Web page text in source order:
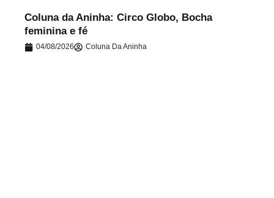
Coluna da Aninha: Circo Globo, Bocha
feminina e fé
04/08/2026 Coluna Da Aninha